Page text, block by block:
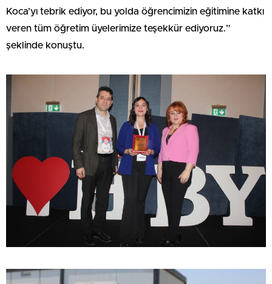
Koca’yı tebrik ediyor, bu yolda öğrencimizin eğitimine katkı
veren tüm öğretim üyelerimize teşekkür ediyoruz.”
şeklinde konuştu.